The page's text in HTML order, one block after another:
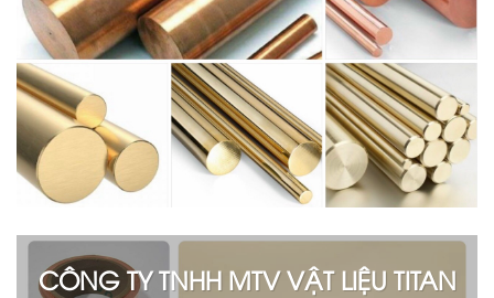
CÔNG TY TNHH MTV VẬT LIỆU TITAN